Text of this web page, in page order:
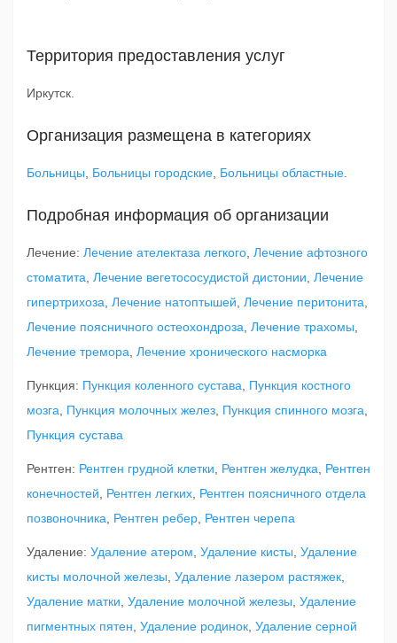
Территория предоставления услуг
Иркутск.
Организация размещена в категориях
Больницы Больницы городские Больницы областные
Подробная информация об организации
Лечение: Лечение ателектаза легкого Лечение афтозного
стоматита Лечение вегетососудистой дистонии Лечение
гипертрихоза Лечение натоптышей Лечение перитонита
Лечение поясничного остеохондроза Лечение трахомы
Лечение тремора Лечение хронического насморка
Пункция: Пункция коленного сустава
Пункция костного
мозга
Пункция молочных желез Пункция спинного мозга
Пункция сустава
Рентген: Рентген грудной клетки Рентген желудка
Рентген
конечностей
Рентген легких Рентген поясничного отдела
позвоночника
Рентген ребер Рентген черепа
Удаление: Удаление атером Удаление кисты Удаление
кисты молочной железы Удаление лазером растяжек
Удаление матки Удаление молочной железы Удаление
пигментных пятен Удаление родинок Удаление серной